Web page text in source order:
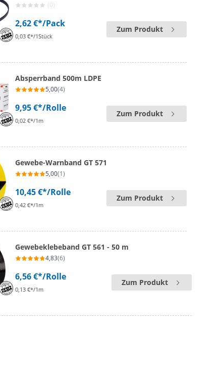
(0)
2,62 €*/Pack
0,03 €*/1Stück
Zum Produkt
Absperrband 500m LDPE
5,00(4)
9,95 €*/Rolle
0,02 €*/1m
Zum Produkt
Gewebe-Warnband GT 571
5,00(1)
10,45 €*/Rolle
0,42 €*/1m
Zum Produkt
Gewebeklebeband GT 561 - 50 m
4,83(6)
6,56 €*/Rolle
0,13 €*/1m
Zum Produkt